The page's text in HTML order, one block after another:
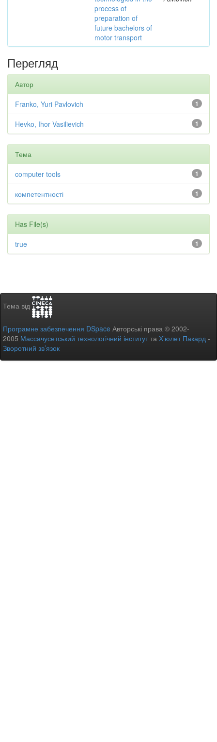
process of
preparation of
future bachelors of
motor transport
Перегляд
Автор
1
Franko, Yuri Pavlovich
1
Hevko, Ihor Vasilievich
Тема
1
computer tools
1
компетентності
Has File(s)
1
true
Тема від
Програмне забезпечення DSpace Авторські права © 2002-
2005 Массачусетський технологічний інститутта Х’юлет Пакард -
Зворотний зв’язок